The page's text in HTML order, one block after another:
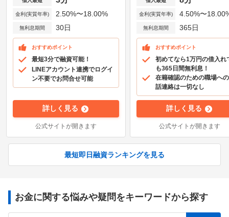
金利(実質年率) 2.50%〜18.00%
無利息期間 30日
おすすめポイント
最短3分で融資可能！
LINEアカウント連携でログイ
ン不要でお問合せ可能
詳しく見る
公式サイトが開きます
金利(実質年率) 4.50%〜
無利息期間 365日
おすすめポイント
初めてなら1万円の借入れ
も365日間無利息！
在籍確認のための職場へ
話連絡は一切なし
詳しく見る
公式サイトが開きます
最短即日融資ランキングを見る
お金に関する悩みや疑問をキーワードから探す